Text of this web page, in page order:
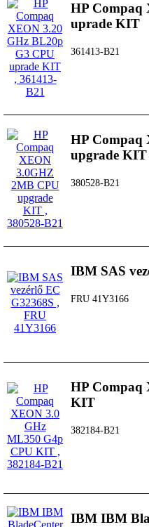
HP Compaq
uprade KIT
361413-B21
HP Compaq
upgrade KIT
380528-B21
IBM SAS
FRU 41Y3166
HP Compaq
KIT
382184-B21
IBM IBM